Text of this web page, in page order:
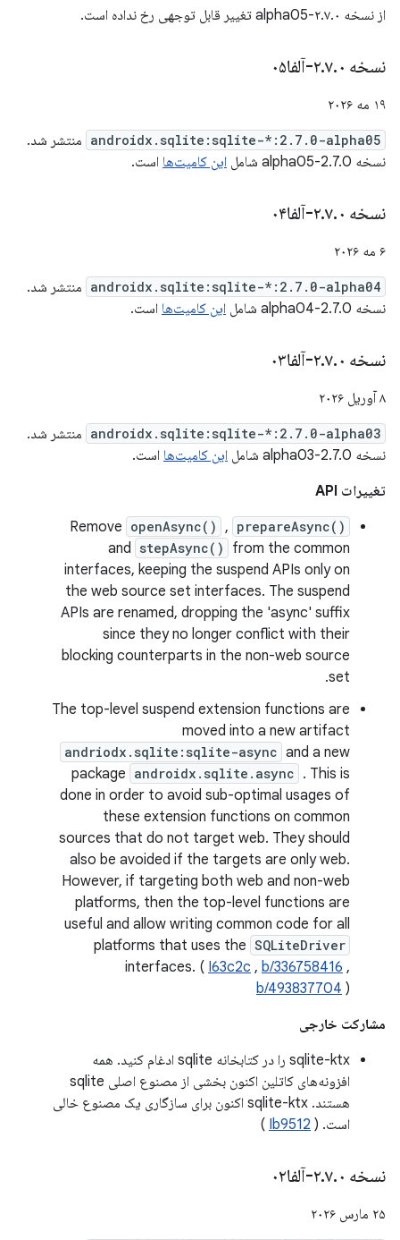
از نسخه ۲.۷.۰-alpha05 تغییر قابل توجهی رخ نداده است.
نسخه ۲ .۷.۰-آلفا۰۵
۱۹ مه ۲۰۲۶
androidx.sqlite:sqlite-*:2.7.0-alpha05 منتشر شد.
نسخه 2.7.0-alpha05 شامل
این کامیت‌ها است.
نسخه ۲ .۷.۰-آلفا۰۴
۶ مه ۲۰۲۶
androidx.sqlite:sqlite-*:2.7.0-alpha04 منتشر شد.
نسخه 2.7.0-alpha04 شامل
این کامیت‌ها است.
نسخه ۲ .۷.۰-آلفا۰۳
۸ آوریل ۲۰۲۶
androidx.sqlite:sqlite-*:2.7.0-alpha03 منتشر شد.
نسخه 2.7.0-alpha03 شامل
این کامیت‌ها است.
تغییرات API
Remove openAsync() , prepareAsync()
and stepAsync()
from the common
interfaces, keeping the suspend APIs only on
the web source set interfaces. The suspend
APIs are renamed, dropping the 'async' suffix
since they no longer conflict with their
blocking counterparts in the non-web source
set.
The top-level suspend extension functions are
moved into a new artifact
andriodx.sqlite:sqlite-async and a new
package androidx.sqlite.async . This is
done in order to avoid sub-optimal usages of
these extension functions on common
sources that do not target web. They should
also be avoided if the targets are only web.
However, if targeting both web and non-web
platforms, then the top-level functions are
useful and allow writing common code for all
platforms that uses the SQLiteDriver
interfaces. ( I63c2c , b/336758416 ,
b/493837704 )
مشارکت خارجی
sqlite-ktx را در کتابخانه sqlite ادغام کنید. همه
افزونه‌های کاتلین اکنون بخشی از مصنوع اصلی sqlite
هستند. sqlite-ktx اکنون برای سازگاری یک مصنوع خالی
است. ( Ib9512
)
نسخه ۲ .۷.۰-آلفا۰۲
۲۵ مارس ۲۰۲۶